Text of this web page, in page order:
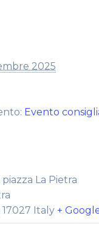
2025
Evento
La Pietra
17027 Italy +